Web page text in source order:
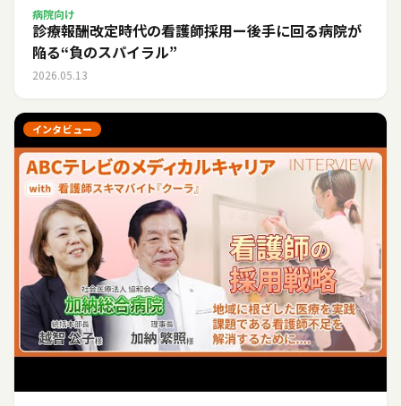
病院向け
診療報酬改定時代の看護師採用ー後手に回る病院が
陥る“負のスパイラル”
2026.05.13
インタビュー